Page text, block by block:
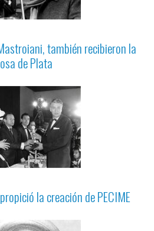
también recibieron la
de Plata
la creación de PECIME